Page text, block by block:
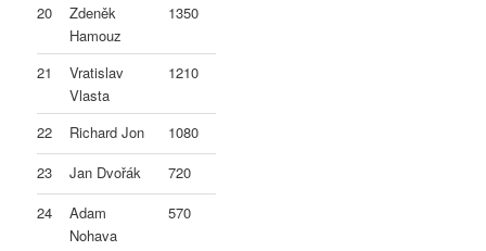
20
Zdeněk
Hamouz
1350
21
Vratislav
Vlasta
1210
22 Richard Jon
1080
23
Jan Dvořák
720
24
Adam
Nohava
570